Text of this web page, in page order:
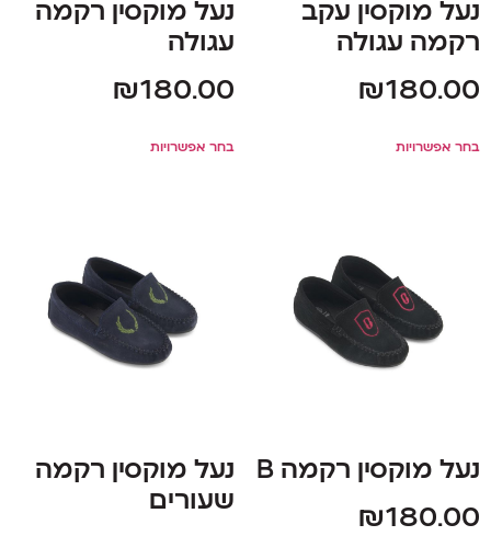
נעל מוקסין עקב
רקמה עגולה
₪180.00
בחר אפשרויות
נעל מוקסין רקמה
עגולה
₪180.00
בחר אפשרויות
נעל מוקסין רקמה B
₪180.00
נעל מוקסין רקמה
שעורים